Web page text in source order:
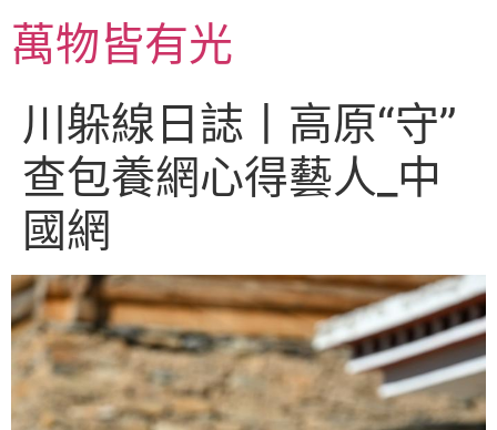
主萬物皆有光
川躲線日誌丨高原“守”
查包養網心得藝人_中
國網